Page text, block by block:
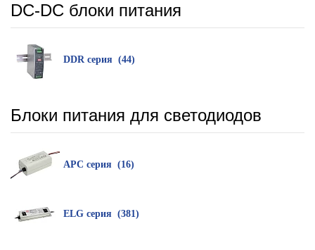
DC-DC блоки питания
DDR серия (44)
Блоки питания для светодиодов
APC серия (16)
ELG серия (381)